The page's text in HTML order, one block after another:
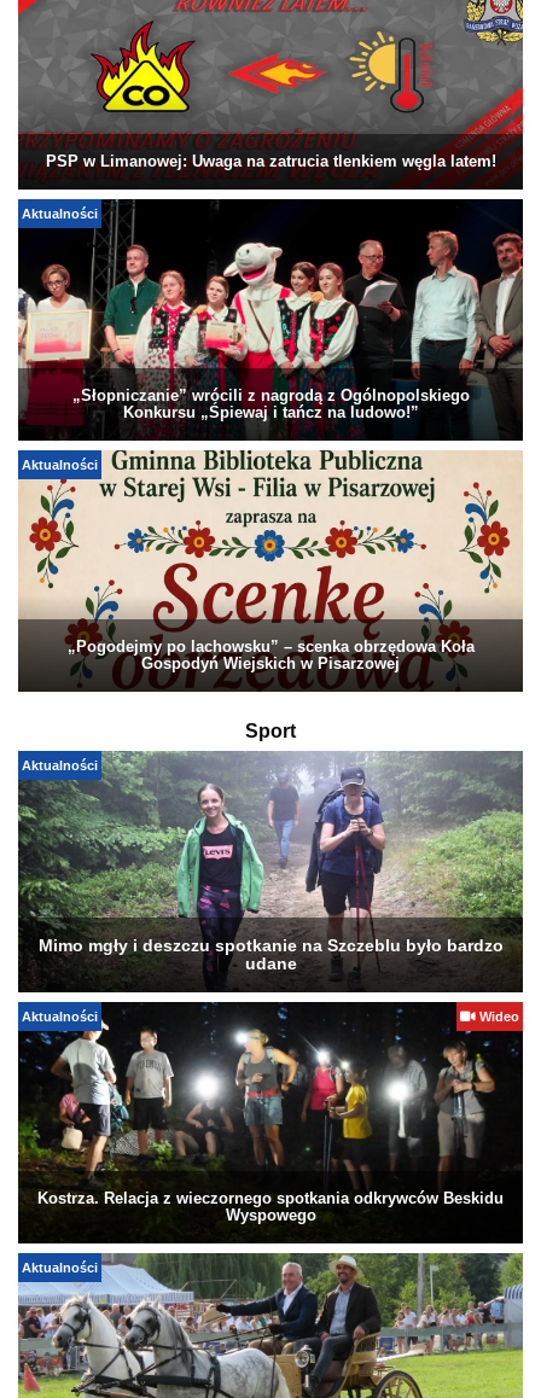
PSP w Limanowej: Uwaga na zatrucia tlenkiem węgla latem!
Aktualności
„Słopniczanie” wrócili z nagrodą z Ogólnopolskiego
Konkursu „Śpiewaj i tańcz na ludowo!”
Aktualności
„Pogodejmy po lachowsku” – scenka obrzędowa Koła
Gospodyń Wiejskich w Pisarzowej
Sport
Aktualności
Mimo mgły i deszczu spotkanie na Szczeblu było bardzo
udane
Aktualności Wideo
Kostrza. Relacja z wieczornego spotkania odkrywców Beskidu
Wyspowego
Aktualności